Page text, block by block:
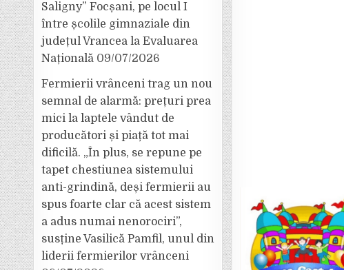
Saligny” Focșani, pe locul I
între școlile gimnaziale din
județul Vrancea la Evaluarea
Națională 09/07/2026
Fermierii vrânceni trag un nou
semnal de alarmă: prețuri prea
mici la laptele vândut de
producători și piață tot mai
dificilă. „În plus, se repune pe
tapet chestiunea sistemului
anti-grindină, deși fermierii au
spus foarte clar că acest sistem
a adus numai nenorociri”,
susține Vasilică Pamfil, unul din
liderii fermierilor vrânceni